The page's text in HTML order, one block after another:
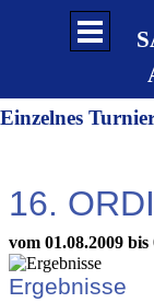
Direkt zum
Menü
Einzelnes
16.
vom 01.08.2009
Ergebnisse